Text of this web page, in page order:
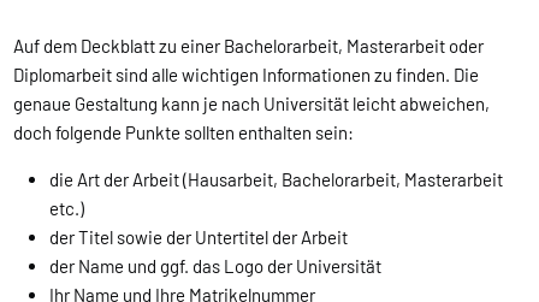
Auf dem Deckblatt zu einer Bachelorarbeit, Masterarbeit oder
Diplomarbeit sind alle wichtigen Informationen zu finden. Die
genaue Gestaltung kann je nach Universität leicht abweichen,
doch folgende Punkte sollten enthalten sein:
die Art der Arbeit (Hausarbeit, Bachelorarbeit, Masterarbeit
etc.)
der Titel sowie der Untertitel der Arbeit
der Name und ggf. das Logo der Universität
Ihr Name und Ihre Matrikelnummer